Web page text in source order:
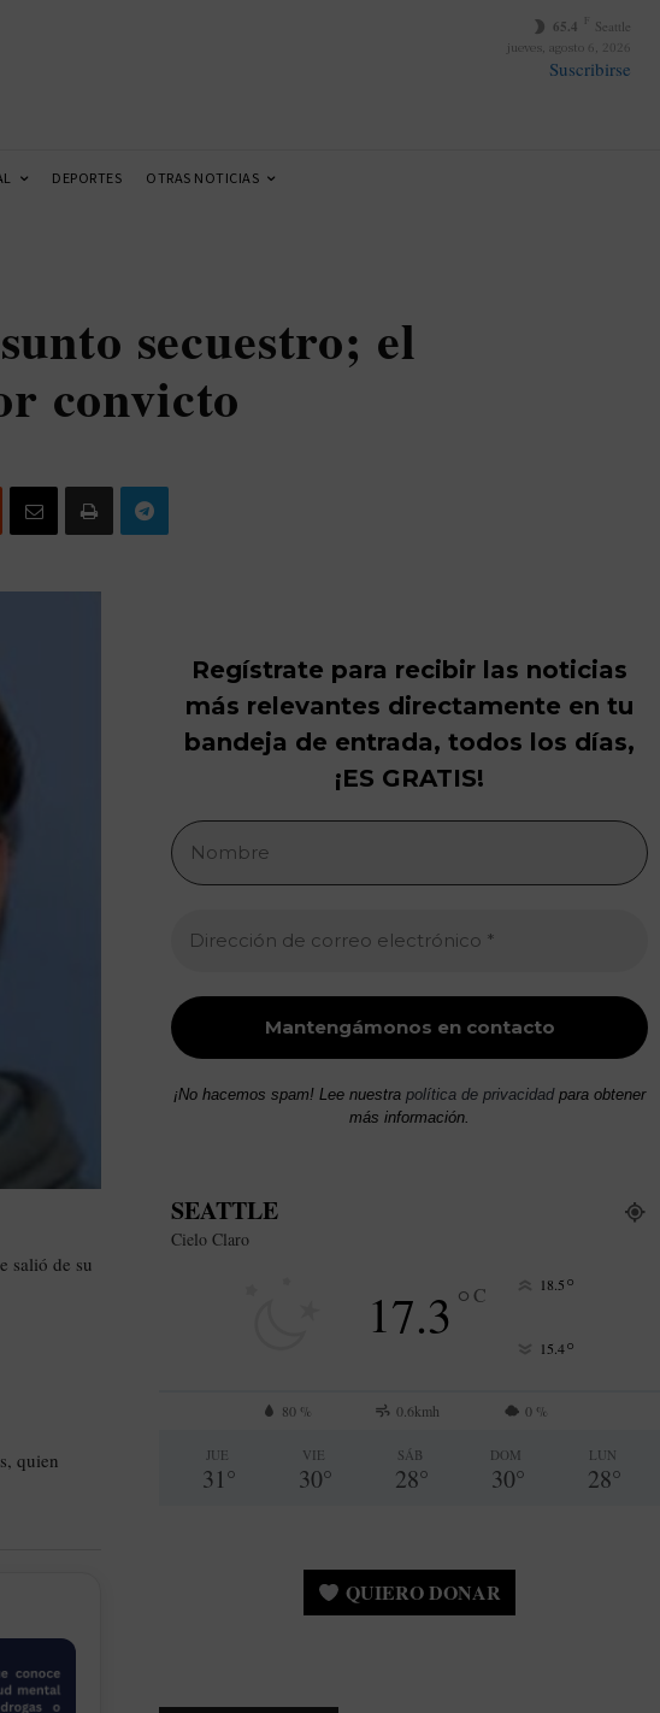
65.4 F
Seattle
jueves, agosto 6, 2026
Suscribirse
DEPORTES OTRAS NOTICIAS
secuestro; el
convicto
salió de su
quien
Regístrate para recibir las noticias
más relevantes directamente en tu
bandeja de entrada, todos los días,
¡ES GRATIS!
¡No hacemos spam! Lee nuestra política de privacidadpara obtener
más información.
SEATTLE
Cielo Claro
17.3 °C 18.5°
15.4°
80 % 0.6kmh 0 %
JUE
31°
VIE
30°
SÁB
28°
DOM
30°
LUN
28°
QUIERO DONAR